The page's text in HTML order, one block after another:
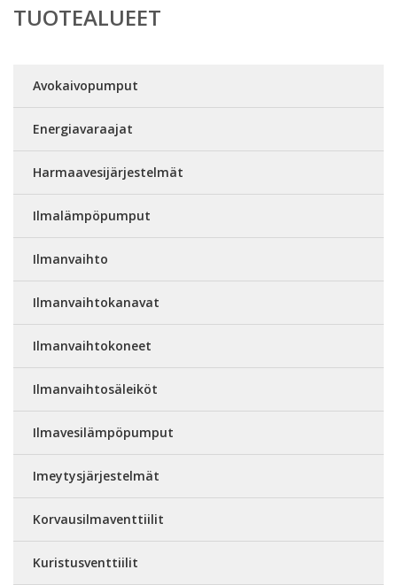
TUOTEALUEET
Avokaivopumput
Energiavaraajat
Harmaavesijärjestelmät
Ilmalämpöpumput
Ilmanvaihto
Ilmanvaihtokanavat
Ilmanvaihtokoneet
Ilmanvaihtosäleiköt
Ilmavesilämpöpumput
Imeytysjärjestelmät
Korvausilmaventtiilit
Kuristusventtiilit